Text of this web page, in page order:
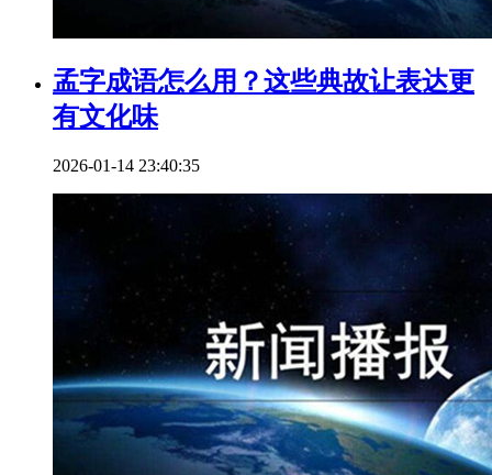
孟字成语怎么用？这些典故让表达更
有文化味
2026-01-14 23:40:35